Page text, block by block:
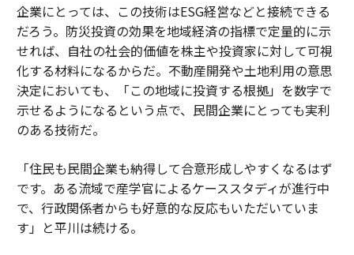
企業にとっては、この技術はESG経営などと接続できる
だろう。防災投資の効果を地域経済の指標で定量的に示
せれば、自社の社会的価値を株主や投資家に対して可視
化する材料になるからだ。不動産開発や土地利用の意思
決定においても、「この地域に投資する根拠」を数字で
示せるようになるという点で、民間企業にとっても実利
のある技術だ。
「住民も民間企業も納得して合意形成しやすくなるはず
です。ある流域で産学官によるケーススタディが進行中
で、行政関係者からも好意的な反応もいただいていま
す」と平川は続ける。